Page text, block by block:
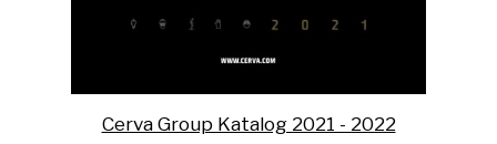
Cerva Group Katalog 2021 - 2022